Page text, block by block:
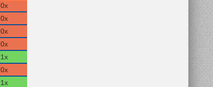
0x
0x
0x
0x
1x
0x
1x